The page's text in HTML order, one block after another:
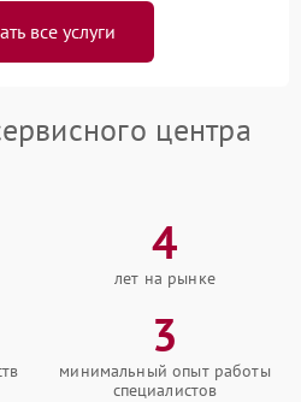
все услуги
центра
4
лет на рынке
3
минимальный опыт работы
специалистов